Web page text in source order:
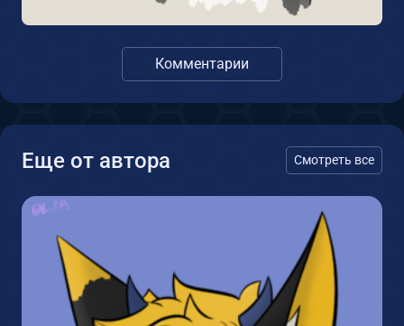
Комментарии
Еще от автора Смотреть все